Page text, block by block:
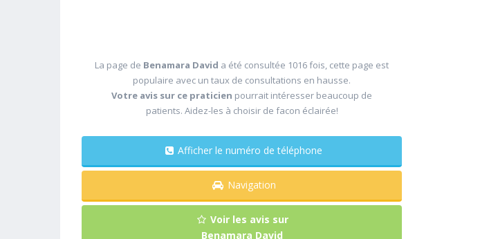
La page de Benamara David a été consultée 1016 fois, cette page est
populaire avec un taux de consultations en hausse.
Votre avis sur ce praticien pourrait intéresser beaucoup de
patients. Aidez-les à choisir de facon éclairée!
Afficher le numéro de téléphone
Navigation
Voir les avis sur
Benamara David
Rapide et efficace 2 dents de
douleur